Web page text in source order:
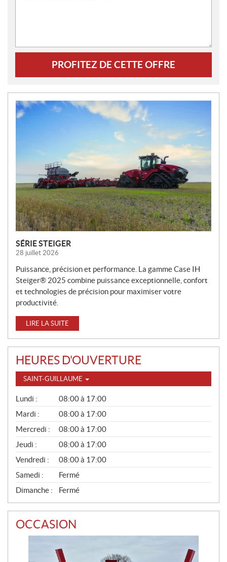
PROFITEZ DE CETTE OFFRE
N
O
L
E
S
SÉRIE STEIGER
28 juillet 2026
Puissance, précision et performance. La gamme Case IH
Steiger® 2025 combine puissance exceptionnelle, confort
et technologies de précision pour maximiser votre
productivité.
LIRE LA SUITE
HEURES D'OUVERTURE
SAINT-GUILLAUME
G
É
N
É
R
A
L
Lundi :
08:00 à 17:00
Mardi :
08:00 à 17:00
Mercredi :
08:00 à 17:00
Jeudi :
08:00 à 17:00
Vendredi :
08:00 à 17:00
Samedi :
Fermé
Dimanche :
Fermé
OCCASION